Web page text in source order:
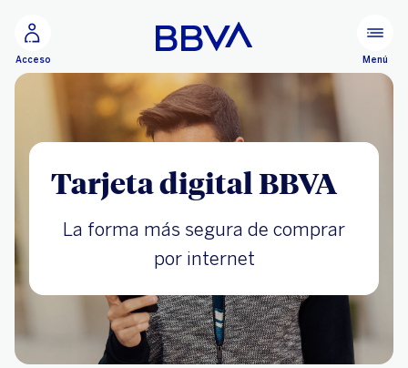
Acceso Menú
Tarjeta digital BBVA
La forma más segura de comprar
por internet